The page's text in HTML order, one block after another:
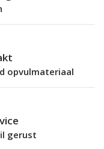
opvulmateriaal
gerust